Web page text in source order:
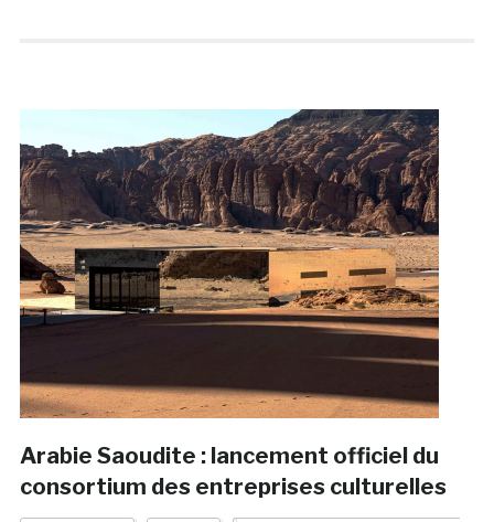
Arabie Saoudite : lancement officiel du
consortium des entreprises culturelles